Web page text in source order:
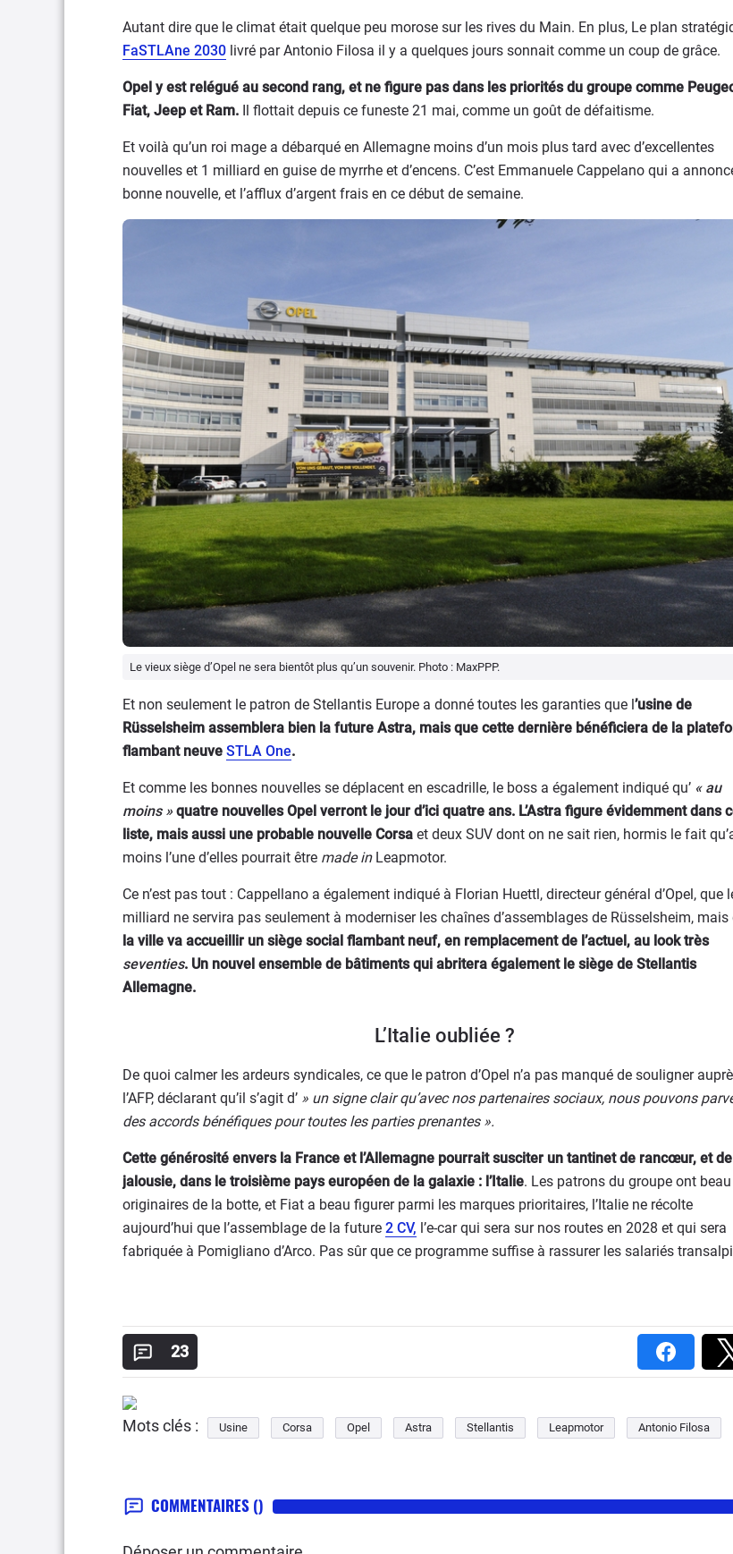
Autant dire que le climat était quelque peu morose sur les rives du Main. En plus, Le plan
FaSTLAne 2030 livré par Antonio Filosa il y a quelques jours sonnait comme un coup de grâce.
Opel y est relégué au second rang, et ne figure pas dans les priorités du groupe comme
Fiat, Jeep et Ram. Il flottait depuis ce funeste 21 mai, comme un goût de défaitisme.
Et voilà qu’un roi mage a débarqué en Allemagne moins d’un mois plus tard avec d’excellentes
nouvelles et 1 milliard en guise de myrrhe et d’encens. C’est Emmanuele Cappelano qui a
bonne nouvelle, et l’afflux d’argent frais en ce début de semaine.
Le vieux siège d’Opel ne sera bientôt plus qu’un souvenir. Photo : MaxPPP.
Et non seulement le patron de Stellantis Europe a donné toutes les garanties que l’usine de
Rüsselsheim assemblera bien la future Astra, mais que cette dernière bénéficiera de la
flambant neuve STLA One.
Et comme les bonnes nouvelles se déplacent en escadrille, le boss a également indiqué qu’ « au
moins »quatre nouvelles Opel verront le jour d’ici quatre ans. L’Astra figure évidemment dans
liste, mais aussi une probable nouvelle Corsa et deux SUV dont on ne sait rien, hormis le fait
moins l’une d’elles pourrait être made inLeapmotor.
Ce n’est pas tout : Cappellano a également indiqué à Florian Huettl, directeur général d’Opel, que
milliard ne servira pas seulement à moderniser les chaînes d’assemblages de Rüsselsheim, mais
la ville va accueillir un siège social flambant neuf, en remplacement de l’actuel, au look très
seventies. Un nouvel ensemble de bâtiments qui abritera également le siège de Stellantis
Allemagne.
L’Italie oubliée ?
De quoi calmer les ardeurs syndicales, ce que le patron d’Opel n’a pas manqué de souligner
l’AFP, déclarant qu’il s’agit d’ » un signe clair qu’avec nos partenaires sociaux, nous pouvons
des accords bénéfiques pour toutes les parties prenantes ».
Cette générosité envers la France et l’Allemagne pourrait susciter un tantinet de rancœur, et de
jalousie, dans le troisième pays européen de la galaxie : l’Italie. Les patrons du groupe ont
originaires de la botte, et Fiat a beau figurer parmi les marques prioritaires, l’Italie ne récolte
aujourd’hui que l’assemblage de la future 2 CV, l’e-car qui sera sur nos routes en 2028 et qui sera
fabriquée à Pomigliano d’Arco. Pas sûr que ce programme suffise à rassurer les salariés
23
Mots clés : Usine Corsa Opel Astra Stellantis Leapmotor Antonio Filosa
COMMENTAIRES ()